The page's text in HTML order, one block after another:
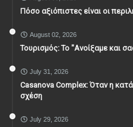
Πόσο αξιόπιστες είναι οι
August 02, 2026
Τουρισμός: Το "Ανοίξαμε και
July 31, 2026
Casanova Complex: Όταν η
σχέση
July 29, 2026